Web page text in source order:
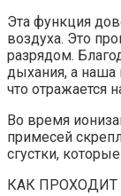
Эта функция
воздуха. Это
разрядом.
дыхания, а
что отражается
Во время
примесей
сгустки,
КАК